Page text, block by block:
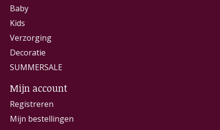
Baby
Kids
Verzorging
Decoratie
SUMMERSALE
Mijn account
Registreren
Mijn bestellingen